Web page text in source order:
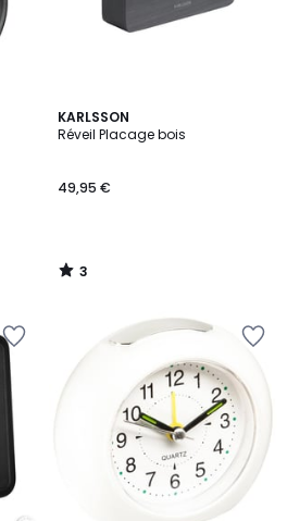
KARLSSON
Réveil Placage bois
49,95 €
3
/
3
/